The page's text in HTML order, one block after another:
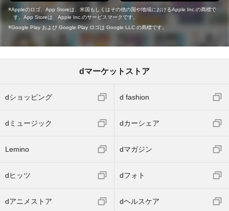
Appleのロゴ、App Storeは、米国もしくはその他の国や地域におけるApple Inc.の商標で
す。App Storeは、Apple Inc.のサービスマークです。
Google Play および Google Play ロゴは Google LLC の商標です。
dマーケットストア
dショッピング d fashion
dミュージック dカーシェア
Lemino dマガジン
dヒッツ dフォト
dアニメストア dヘルスケア